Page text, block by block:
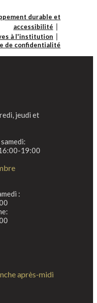
durable et
accessibilité
à l'institution
de confidentialité
jeudi et
19:00
:
après-midi